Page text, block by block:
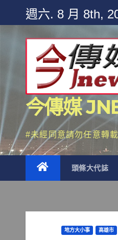
content
週六. 8 月 8th,
今傳媒
#未經同意請勿任意轉載
頭條大代誌
地方大小事 高雄市